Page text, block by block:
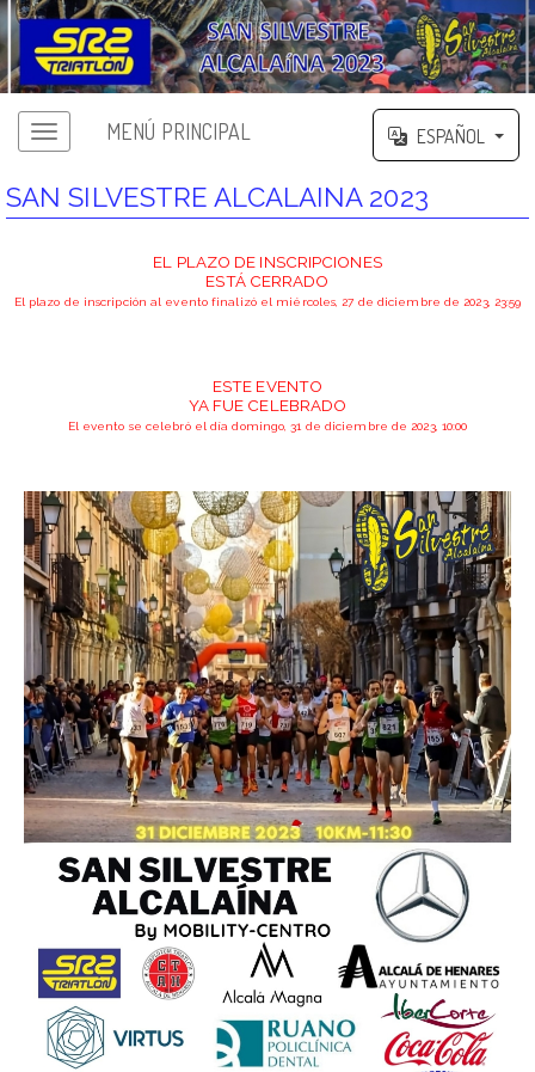
MENÚ PRINCIPAL ESPAÑOL
SAN SILVESTRE ALCALAINA 2023
EL PLAZO DE INSCRIPCIONES
ESTÁ CERRADO
El plazo de inscripción al evento finalizó el miércoles, 27 de diciembre de 2023, 23:59
ESTE EVENTO
YA FUE CELEBRADO
El evento se celebró el día domingo, 31 de diciembre de 2023, 10:00